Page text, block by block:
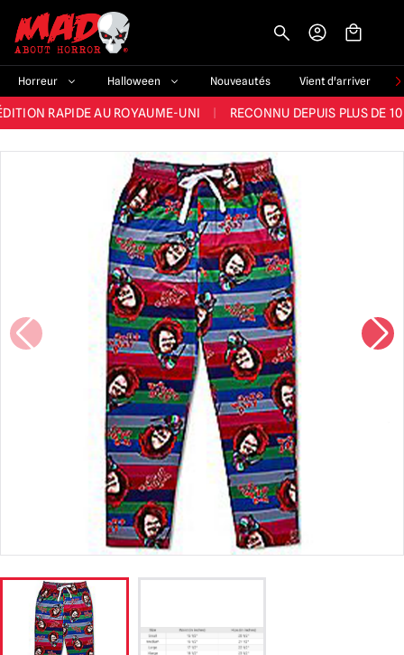
Horreur Halloween Nouveautés Vient d'arriver
ET LA MEILLEURE GAMME DU ROYAUME-UNI PLUS DE 60 000
RAPIDE AU ROYAUME-UNI RECONNU DEPUIS PLUS DE
GAMME D'HALLOWEEN AU ROYAUME-UNI
ET LA MEILLEURE GAMME DU ROYAUME-UNI | PLUS DE 60 000